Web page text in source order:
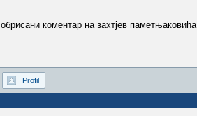
обрисани коментар на захтјев паметњаковића
Profil